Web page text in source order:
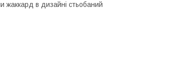
жаккард в дизайні стьобаний